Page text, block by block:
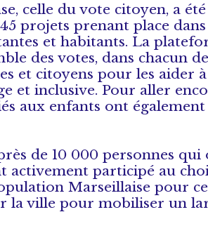
celle du vote citoyen, a
projets prenant place
et habitants. La
des votes, dans chacun
et citoyens pour les
et inclusive. Pour aller
aux enfants ont
de 10 000 personnes
activement participé au
Marseillaise pour
la ville pour mobiliser un